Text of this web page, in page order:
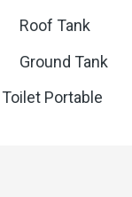
Roof Tank
Ground Tank
Toilet Portable